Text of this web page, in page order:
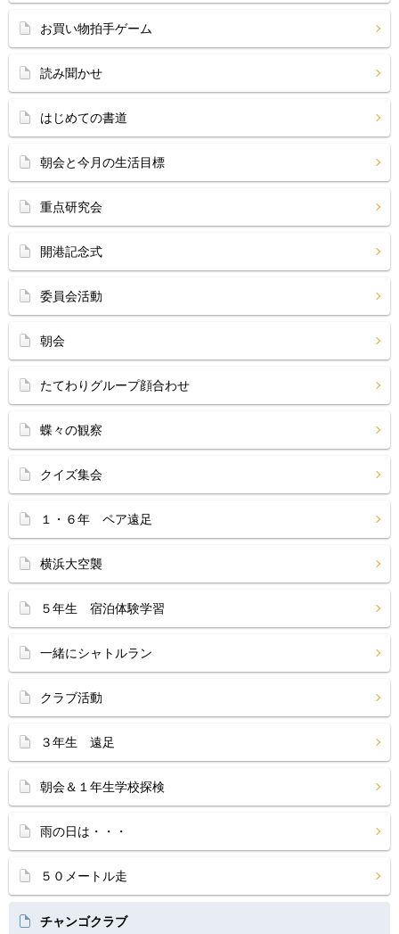
お買い物拍手ゲーム
読み聞かせ
はじめての書道
朝会と今月の生活目標
重点研究会
開港記念式
委員会活動
朝会
たてわりグループ顔合わせ
蝶々の観察
クイズ集会
１・６年 ペア遠足
横浜大空襲
５年生 宿泊体験学習
一緒にシャトルラン
クラブ活動
３年生 遠足
朝会＆１年生学校探検
雨の日は・・・
５０メートル走
チャンゴクラブ